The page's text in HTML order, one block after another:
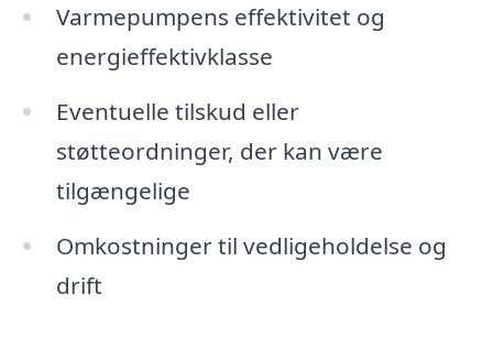
Varmepumpens effektivitet og
energieffektivklasse
Eventuelle tilskud eller
støtteordninger, der kan være
tilgængelige
Omkostninger til vedligeholdelse og
drift